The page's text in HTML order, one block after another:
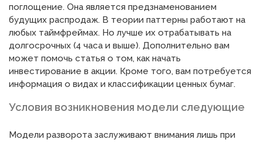
поглощение. Она является предзнаменованием
будущих распродаж. В теории паттерны работают на
любых таймфреймах. Но лучше их отрабатывать на
долгосрочных (4 часа и выше). Дополнительно вам
может помочь статья о том, как начать
инвестирование в акции. Кроме того, вам потребуется
информация о видах и классификации ценных бумаг.
Условия возникновения модели следующие
Модели разворота заслуживают внимания лишь при